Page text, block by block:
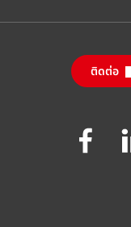
ติดต่อ
Join
Join
on